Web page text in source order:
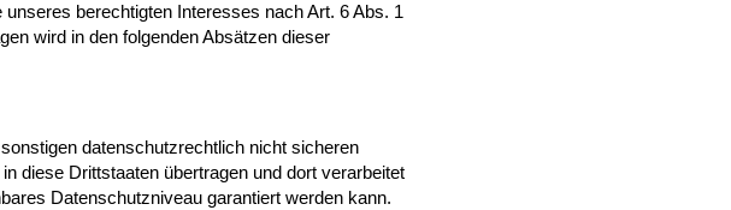
berechtigten Interesses nach Art. 6 Abs. 1
wird in den folgenden Absätzen dieser
datenschutzrechtlich nicht sicheren
diese Drittstaaten übertragen und dort verarbeitet
Datenschutzniveau garantiert werden kann.